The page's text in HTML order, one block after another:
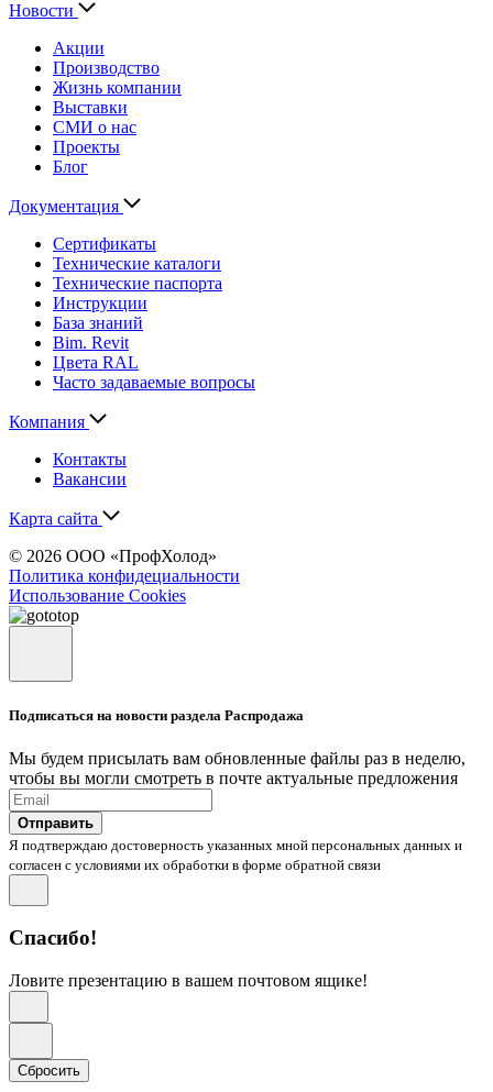
Новости
Акции
Производство
Жизнь компании
Выставки
СМИ о нас
Проекты
Блог
Документация
Сертификаты
Технические каталоги
Технические паспорта
Инструкции
База знаний
Bim. Revit
Цвета RAL
Часто задаваемые вопросы
Компания
Контакты
Вакансии
Карта сайта
© 2026 ООО «ПрофХолод»
Политика конфидециальности
Использование Cookies
Подписаться на новости раздела Распродажа
Мы будем присылать вам обновленные файлы раз в неделю,
чтобы вы могли смотреть в почте актуальные предложения
Отправить
Я подтверждаю достоверность указанных мной персональных данных и
согласен с условиями их обработки в форме обратной связи
Спасибо!
Ловите презентацию в вашем почтовом ящике!
Сбросить